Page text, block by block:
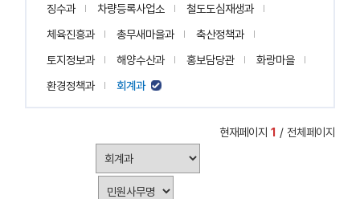
징수과
차량등록사업소
철도도심재생과
체육진흥과
총무새마을과
축산정책과
토지정보과
해양수산과 홍보담당관
화랑마을
환경정책과
회계과
현재페이지 1 / 전체페이지